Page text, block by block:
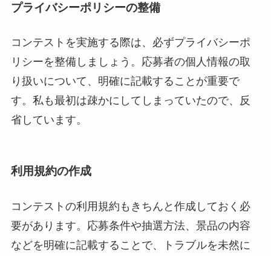
プライバシーポリシーの整備
コンテストを実施する際は、必ずプライバシーポ
リシーを整備しましょう。応募者の個人情報の取
り扱いについて、明確に記載することが重要で
す。私も最初は疎かにしてしまっていたので、反
省しています。
利用規約の作成
コンテストの利用規約もきちんと作成しておく必
要があります。応募条件や抽選方法、景品の内容
などを明確に記載することで、トラブルを未然に